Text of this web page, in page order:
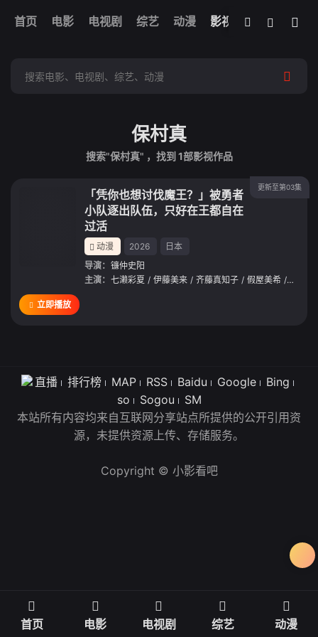
首页 电影 电视剧 综艺 动漫 影视
全部影片
我的观影记录
保村真
搜索"保村真" ，找到 1部影视作品
更新至第03集
「凭你也想讨伐魔王？」被勇者
小队逐出队伍，只好在王都自在
过活
动漫 2026
日本
导演： 镰仲史阳
主演： 七濑彩夏 / 伊藤美来 / 齐藤真知子 / 假屋美希 / 保村真
立即播放
直播 排行榜 MAP RSS Baidu Google
Bing
so
Sogou
SM
本站所有内容均来自互联网分享站点所提供的公开引用资
源，未提供资源上传、存储服务。
Copyright © 小影看吧
首页 电影 电视剧 综艺 动漫